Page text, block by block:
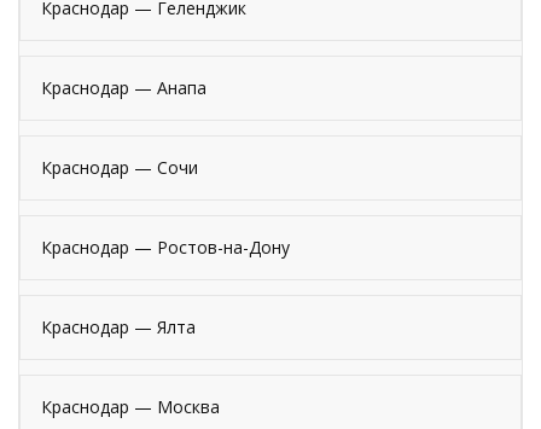
Краснодар — Геленджик
Краснодар — Анапа
Краснодар — Сочи
Краснодар — Ростов-на-Дону
Краснодар — Ялта
Краснодар — Москва